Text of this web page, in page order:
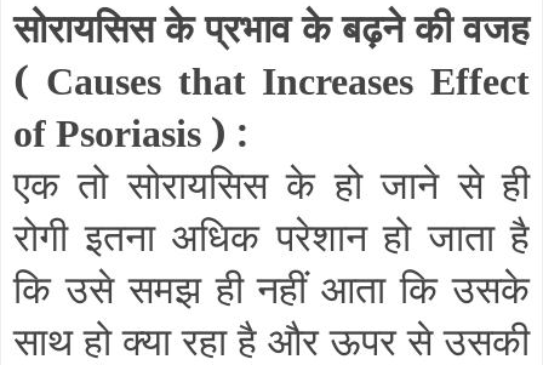
सोरायसिस के प्रभाव के बढ़ने की वजह
( Causes that Increases Effect
of Psoriasis ) :
एक तो सोरायसिस के हो जाने से ही
रोगी इतना अधिक परेशान हो जाता है
कि उसे समझ ही नहीं आता कि उसके
साथ हो क्या रहा है और ऊपर से उसकी